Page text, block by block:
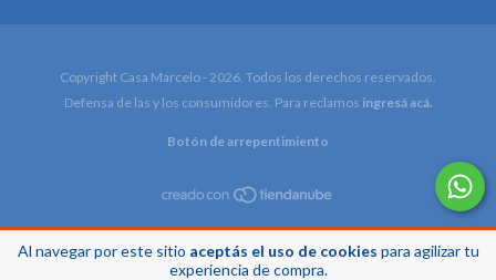
Al navegar por este sitio aceptás el uso de cookies para agilizar tu
experiencia de compra.
Copyright Casa Marcelo - 2026. Todos los derechos reservados.
Defensa de las y los consumidores. Para reclamos ingresá acá.
Botón de arrepentimiento